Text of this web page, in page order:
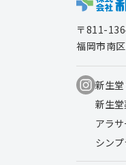
〒811-
福岡市南
新生
新生
アラ
シン